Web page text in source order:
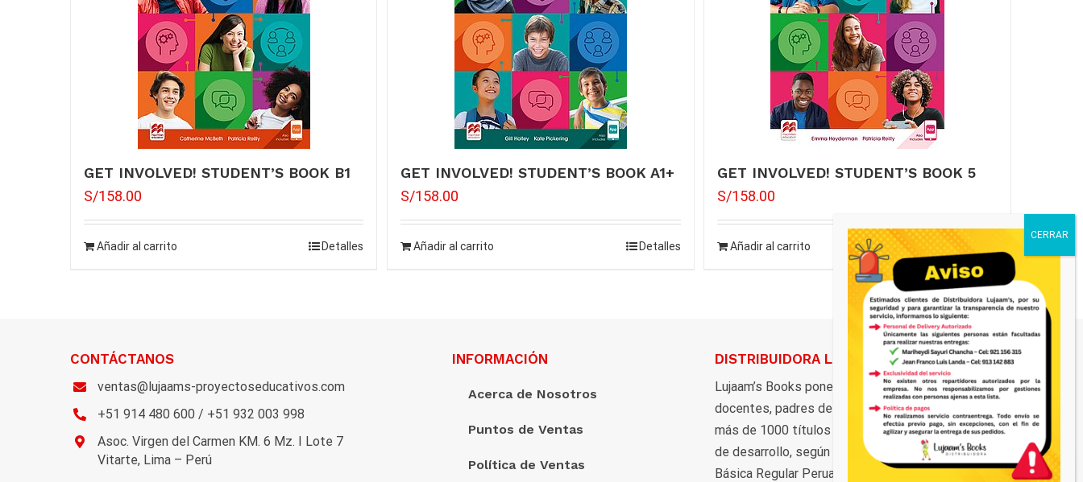
GET INVOLVED! STUDENT’S BOOK B1
S/158.00
Añadir al carrito Detalles
GET INVOLVED! STUDENT’S BOOK A1+
S/158.00
Añadir al carrito Detalles
GET INVOLVED! STUDENT’S BOOK 5
S/158.00
Añadir al carrito Detalles
CONTÁCTANOS
ventas@lujaams-proyectoseducativos.com
+51 914 480 600 / +51 932 003 998
Asoc. Virgen del Carmen KM. 6 Mz. I Lote 7
Vitarte, Lima – Perú
INFORMACIÓN
Acerca de Nosotros
Puntos de Ventas
Política de Ventas
DISTRIBUIDORA LUJAAM’S
Lujaam’s Books pone al servicio de estudiantes,
docentes, padres de familia, y al público en general,
más de 1000 títulos distribuidos en marcas y ciclos
de desarrollo, según los grados de la Educación
Básica Regular Peruana.